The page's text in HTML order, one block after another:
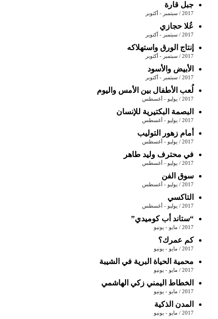
جبل قارة
2017 / سبتمبر - أكتوبر
عُلا حجازي
2017 / سبتمبر - أكتوبر
إنتاج الورق واستهلاكه
2017 / سبتمبر - أكتوبر
الأبيض والأسود
2017 / سبتمبر - أكتوبر
لُعب الأطفال بين الأمس واليوم
2017 / يوليو - أغسطس
البصمة البكتيرية للإنسان
2017 / يوليو - أغسطس
أمام زهور التوليب
2017 / يوليو - أغسطس
في محترف وليد طاهر
2017 / يوليو - أغسطس
سوق الفن
2017 / يوليو - أغسطس
التاكسي
2017 / يوليو - أغسطس
“ستاند أب كوميدي”
2017 / مايو - يونيو
كم عمرك؟
2017 / مايو - يونيو
محمية الحياة البرية في الشيبة
2017 / مايو - يونيو
الخطاط اليمني زكي الهاشمي
2017 / مايو - يونيو
المدن الذكية
2017 / مايو - يونيو